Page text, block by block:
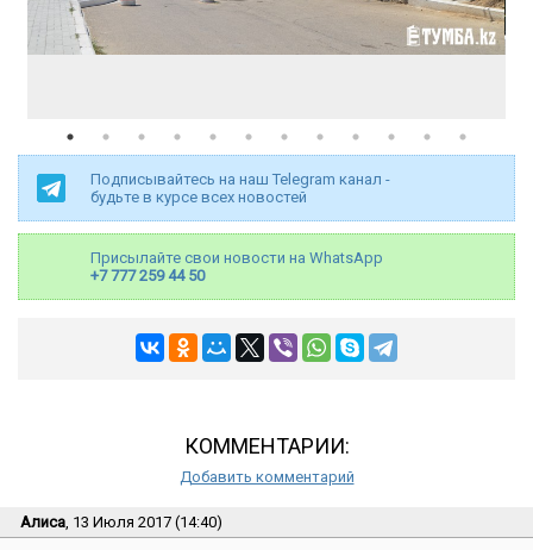
Подписывайтесь на наш Telegram канал -
будьте в курсе всех новостей
Присылайте свои новости на WhatsApp
+7 777 259 44 50
КОММЕНТАРИИ:
Добавить комментарий
Алиса , 13 Июля 2017 (14:40)